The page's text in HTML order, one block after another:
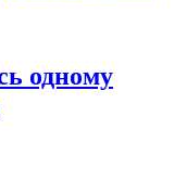
одному